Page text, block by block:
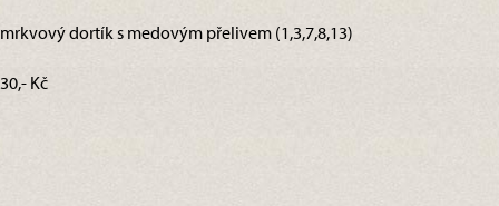
mrkvový dortík s medovým přelivem (1,3,7,8,13)
30,- Kč